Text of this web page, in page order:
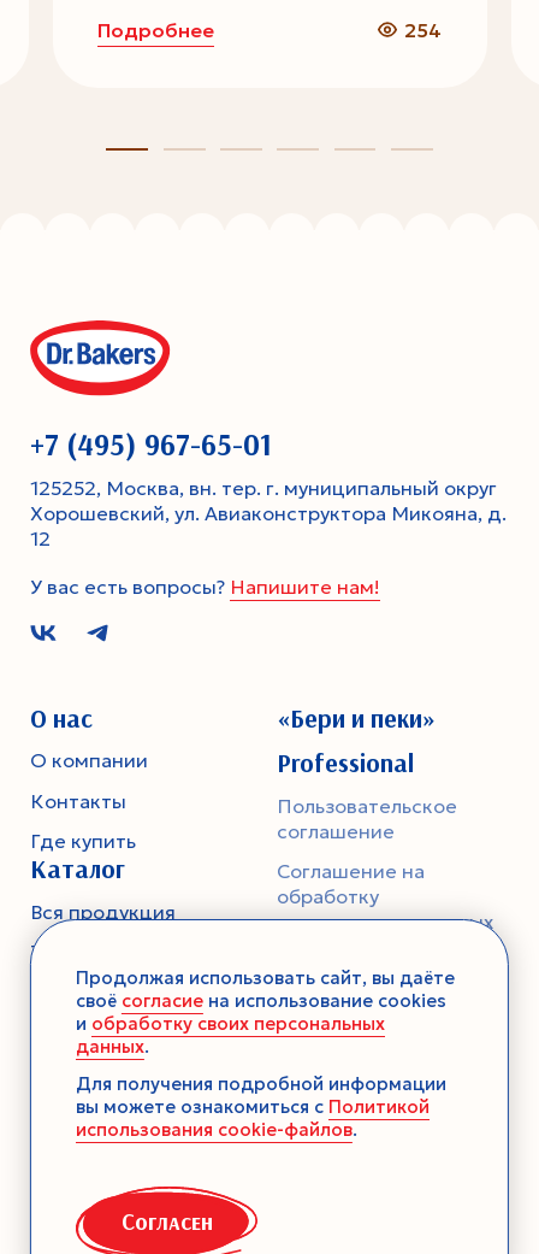
Подробнее 254
+7 (495) 967-65-01
125252, Москва, вн. тер. г. муниципальный округ
Хорошевский, ул. Авиаконструктора Микояна, д.
12
У вас есть вопросы? Напишите нам!
О нас
О компании
Контакты
Где купить
Каталог
Вся продукция
Тесто
Смеси-помощники
Ароматика
Десерты без выпечки
Консервация
Семена
«Бери и пеки»
Professional
Пользовательское
соглашение
Соглашение на
обработку
персональных данных
конфиденциальности
Продолжая использовать сайт, вы даёте
своё согласие на использование cookies
и обработку своих персональных
данных.
Для получения подробной информации
вы можете ознакомиться с Политикой
использования cookie-файлов.
Согласен